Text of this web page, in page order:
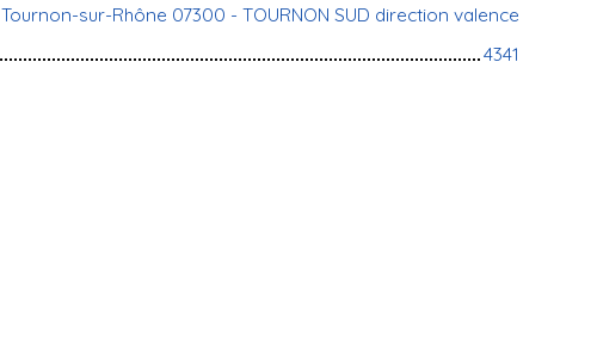
Tournon-sur-Rhône 07300 - TOURNON SUD direction valence
4341